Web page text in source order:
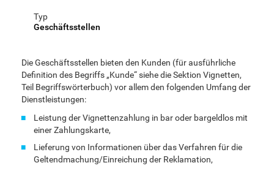
Typ
Geschäftsstellen
Die Geschäftsstellen bieten den Kunden (für ausführliche
Definition des Begriffs „Kunde“ siehe die Sektion Vignetten,
Teil Begriffswörterbuch) vor allem den folgenden Umfang der
Dienstleistungen:
Leistung der Vignettenzahlung in bar oder bargeldlos mit
einer Zahlungskarte,
Lieferung von Informationen über das Verfahren für die
Geltendmachung/Einreichung der Reklamation,